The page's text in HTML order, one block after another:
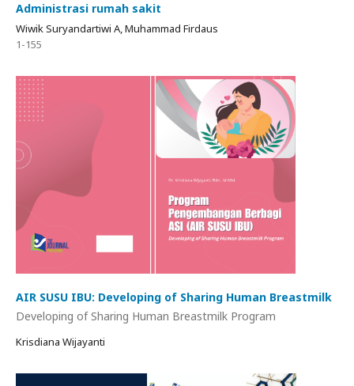
Administrasi rumah sakit
Wiwik Suryandartiwi A, Muhammad Firdaus
1-155
AIR SUSU IBU: Developing of Sharing Human Breastmilk
Developing of Sharing Human Breastmilk Program
Krisdiana Wijayanti